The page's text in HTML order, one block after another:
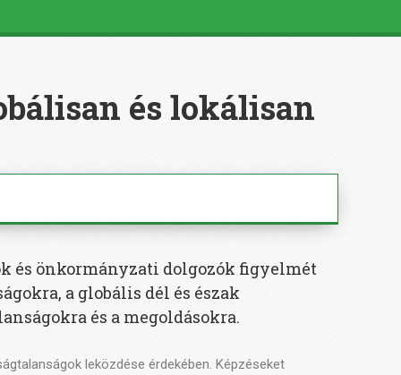
és lokálisan
és önkormányzati dolgozók figyelmét
a globális dél és észak
és a megoldásokra.
leközdése érdekében. Képzéseket